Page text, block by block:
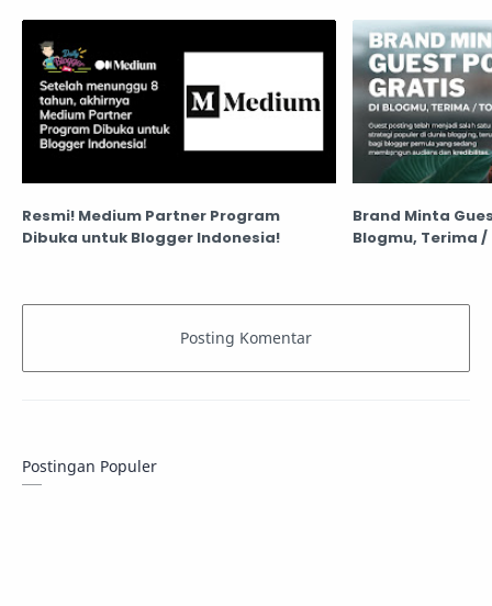
Resmi! Medium Partner Program
Dibuka untuk Blogger Indonesia!
Brand Minta
Blogmu, Terima /
Postingan Populer